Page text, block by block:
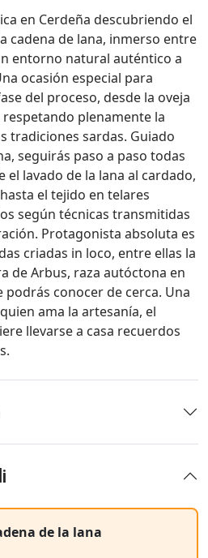
en Cerdeña descubriendo el
cadena de lana, inmerso entre
entorno natural auténtico a
ocasión especial para
del proceso, desde la oveja
plenamente la
tradiciones sardas. Guiado
seguirás paso a paso todas
el lavado de la lana al cardado,
el tejido en telares
según técnicas transmitidas
Protagonista absoluta es
criadas in loco, entre ellas la
de Arbus, raza autóctona en
conocer de cerca. Una
ama la artesanía, el
llevarse a casa recuerdos
de la lana